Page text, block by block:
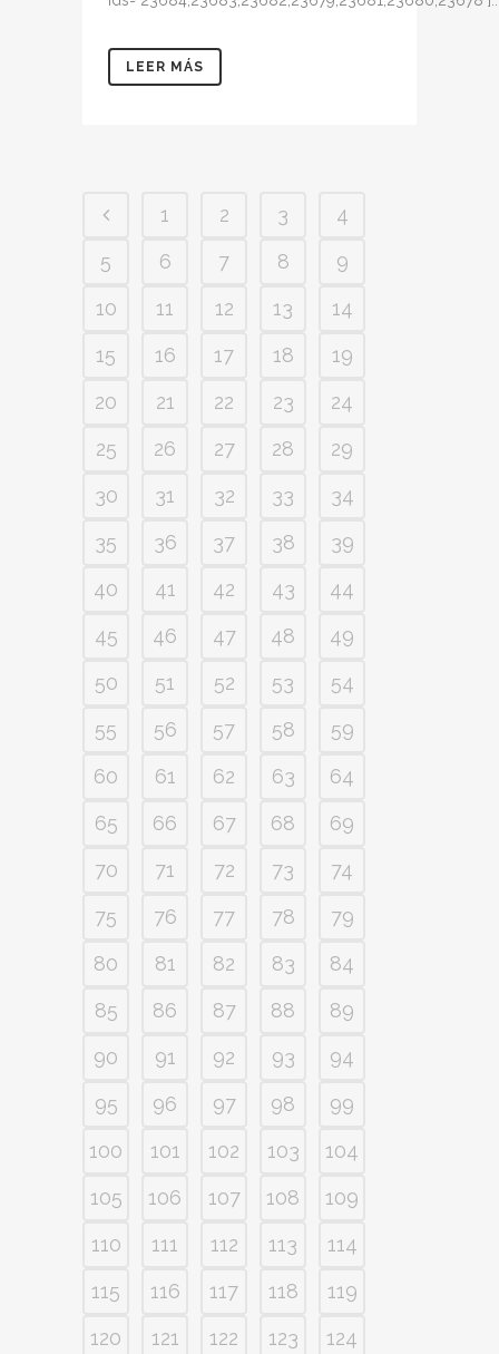
LEER MÁS
1 2 3
4
5
6 7 8
9
10
11 12 13
14
15
16 17 18
19
20
21 22 23
24
25
26 27 28
29
30
31 32 33
34
35
36 37 38
39
40
41 42 43
44
45
46 47 48
49
50
51 52 53
54
55
56 57 58
59
60
61 62 63
64
65
66 67 68
69
70
71 72 73
74
75
76 77 78
79
80
81 82 83
84
85
86 87 88
89
90
91 92 93
94
95
96 97 98
99
100
101 102 103
104
105
106 107 108
109
110
111 112 113
114
115
116 117 118
119
120
121 122 123
124